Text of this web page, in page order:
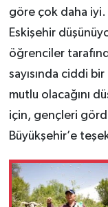
göre çok daha
Eskişehir
öğrenciler
sayısında ciddi
mutlu olacağını
için, gençleri
Büyükşehir’e